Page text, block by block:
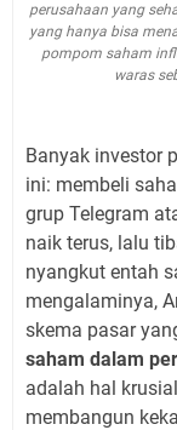
perusahaan yang
yang hanya bisa
pompom saham
waras
Banyak investor
ini: membeli
grup Telegram
naik terus, lalu
nyangkut entah
mengalaminya,
skema pasar
saham dalam
adalah hal
membangun